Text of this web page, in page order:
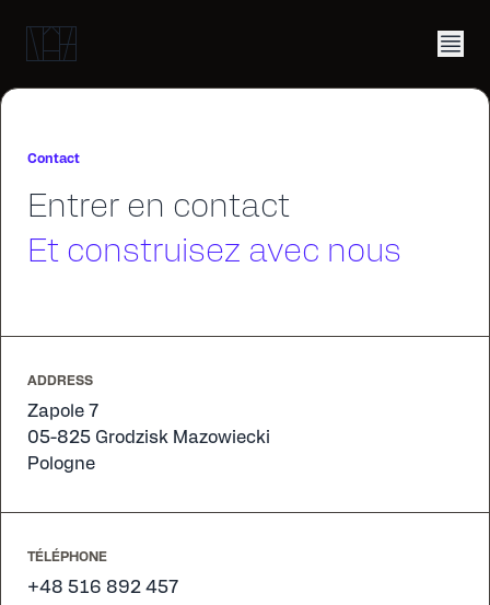
Contact
Entrer en contact
Et construisez avec nous
ADDRESS
Zapole 7
05-825 Grodzisk Mazowiecki
Pologne
TÉLÉPHONE
+48 516 892 457